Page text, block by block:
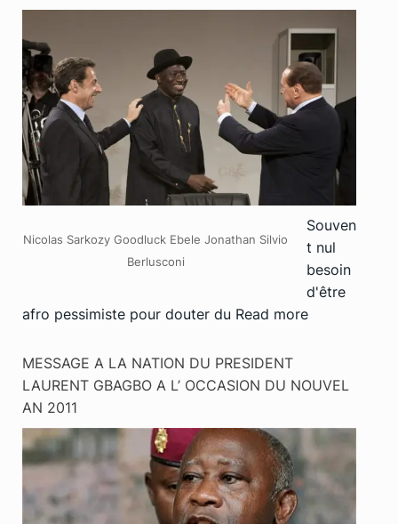
Nicolas Sarkozy Goodluck Ebele Jonathan Silvio
Berlusconi
Souven
t nul
besoin
d'être
afro pessimiste pour douter du Read more
MESSAGE A LA NATION DU PRESIDENT
LAURENT GBAGBO A L’ OCCASION DU NOUVEL
AN 2011